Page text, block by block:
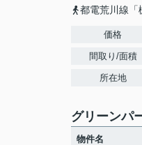
都電荒川線「
価格
間取り/面積
所在地
グリーンパ
物件名